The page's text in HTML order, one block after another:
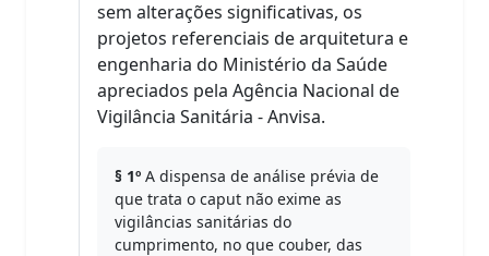
sem alterações significativas, os
projetos referenciais de arquitetura e
engenharia do Ministério da Saúde
apreciados pela Agência Nacional de
Vigilância Sanitária - Anvisa.
§ 1º A dispensa de análise prévia de
que trata o caput não exime as
vigilâncias sanitárias do
cumprimento, no que couber, das